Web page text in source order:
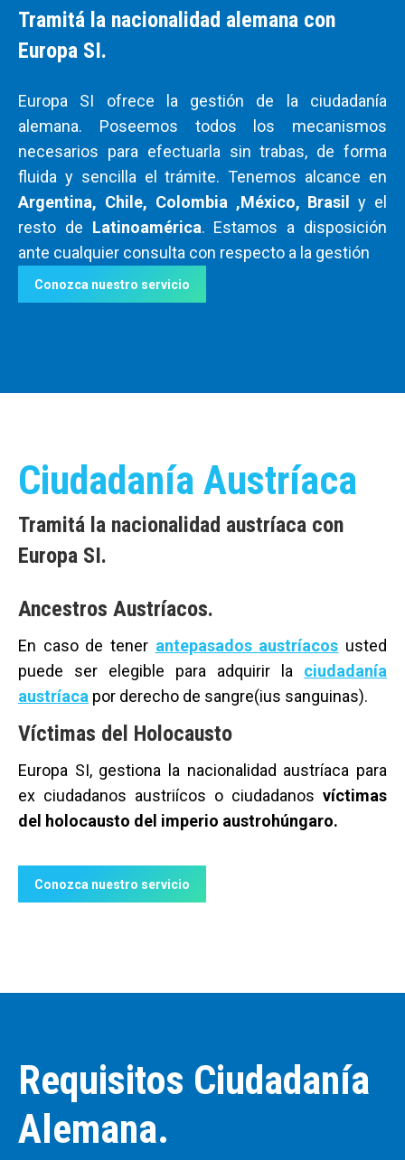
Tramitá la nacionalidad alemana con
Europa SI.
Europa SI ofrece la gestión de la ciudadanía
alemana. Poseemos todos los mecanismos
necesarios para efectuarla sin trabas, de forma
fluida y sencilla el trámite. Tenemos alcance en
Argentina, Chile, Colombia ,México, Brasil
y el
resto de Latinoamérica. Estamos a disposición
ante cualquier consulta con respecto a la gestión
Conozca nuestro servicio
Ciudadanía Austríaca
Tramitá la nacionalidad austríaca con
Europa SI.
Ancestros Austríacos.
En caso de tener antepasados austríacos usted
puede ser elegible para adquirir la ciudadanía
austríaca por derecho de sangre(ius sanguinas).
Víctimas del Holocausto
Europa SI, gestiona la nacionalidad austríaca para
ex ciudadanos austriícos o ciudadanos víctimas
del holocausto del imperio austrohúngaro.
Conozca nuestro servicio
Requisitos Ciudadanía
Alemana.